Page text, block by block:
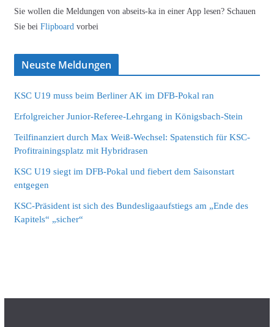
Sie wollen die Meldungen von abseits-ka in einer App lesen? Schauen
Sie bei Flipboard vorbei
Neuste Meldungen
KSC U19 muss beim Berliner AK im DFB-Pokal ran
Erfolgreicher Junior-Referee-Lehrgang in Königsbach-Stein
Teilfinanziert durch Max Weiß-Wechsel: Spatenstich für KSC-
Profitrainingsplatz mit Hybridrasen
KSC U19 siegt im DFB-Pokal und fiebert dem Saisonstart
entgegen
KSC-Präsident ist sich des Bundesligaaufstiegs am „Ende des
Kapitels“ „sicher“